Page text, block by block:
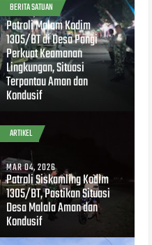
BERITA SATUAN
MAR 28, 2026
Patroli Malam Kodim
1305/BT di Desa Pangi
Perkuat Keamanan
Lingkungan, Situasi
Terpantau Aman dan
Kondusif
ARTIKEL
MAR 04, 2026
Patroli Siskamling Kodim
1305/BT, Pastikan Situasi
Desa Malala Aman dan
Kondusif